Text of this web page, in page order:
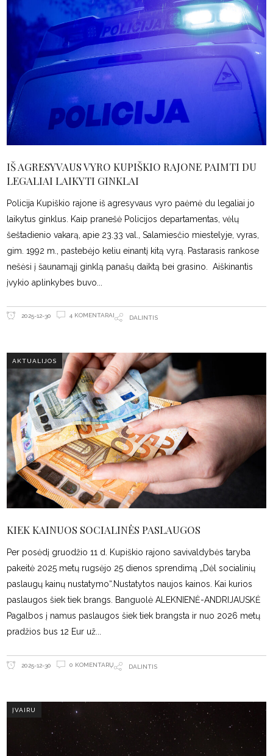
IŠ AGRESYVAUS VYRO KUPIŠKIO RAJONE PAIMTI DU
LEGALIAI LAIKYTI GINKLAI
Policija Kupiškio rajone iš agresyvaus vyro paėmė du legaliai jo
laikytus ginklus. Kaip pranešė Policijos departamentas, vėlų
šeštadienio vakarą, apie 23.33 val., Salamiesčio miestelyje, vyras,
gim. 1992 m., pastebėjo keliu einantį kitą vyrą. Pastarasis rankose
nešėsi į šaunamąjį ginklą panašų daiktą bei grasino. Aiškinantis
įvykio aplinkybes buvo
2025-12-30 4 KOMENTARAI DALINTIS
AKTUALIJOS
KIEK KAINUOS SOCIALINĖS PASLAUGOS
Per posėdį gruodžio 11 d. Kupiškio rajono savivaldybės taryba
pakeitė 2025 metų rugsėjo 25 dienos sprendimą „Dėl socialinių
paslaugų kainų nustatymo“.Nustatytos naujos kainos. Kai kurios
paslaugos šiek tiek brangs. Banguolė ALEKNIENĖ-ANDRIJAUSKĖ
Pagalbos į namus paslaugos šiek tiek brangsta ir nuo 2026 metų
pradžios bus 12 Eur už
2025-12-30 0 KOMENTARŲ DALINTIS
ĮVAIRU